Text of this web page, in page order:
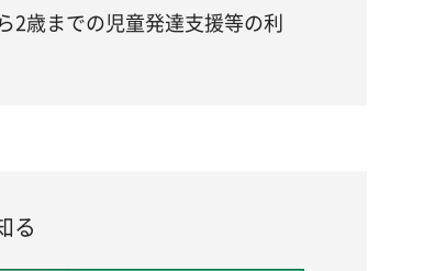
2歳までの児童発達支援等の利
る